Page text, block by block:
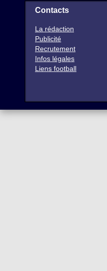
Contacts
La rédaction
Publicité
Recrutement
Infos légales
Liens football